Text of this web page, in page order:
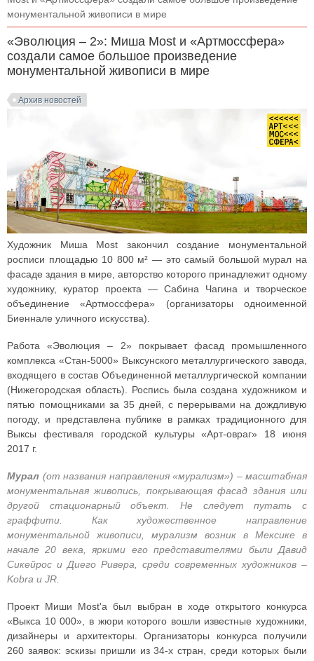
монументальной живописи в мире
«Эволюция – 2»: Миша Most и «Артмоссфера»
создали самое большое произведение
монументальной живописи в мире
Архив новостей
Художник Миша Most закончил создание монументальной
росписи площадью 10 800 м² — это самый большой мурал на
фасаде здания в мире, авторство которого принадлежит одному
художнику, куратор проекта — Сабина Чагина и творческое
объединение «Артмоссфера» (организаторы одноименной
Биеннале уличного искусства).
Работа «Эволюция – 2» покрывает фасад промышленного
комплекса «Стан-5000» Выксунского металлургического завода,
входящего в состав Объединенной металлургической компании
(Нижегородская область). Роспись была создана художником и
пятью помощниками за 35 дней, с перерывами на дождливую
погоду, и представлена публике в рамках традиционного для
Выксы фестиваля городской культуры «Арт-овраг» 18 июня
2017 г.
Мурал (от названия направления «мурализм») – масштабная
монументальная живопись, покрывающая фасад здания или
другой стационарный объект. Не следует путать с
граффити. Как художественное направление
монументальной живописи, мурализм возник в Мексике в
начале 20 века, яркими его представителями были Давид
Сикейрос и Диего Ривера, среди современных художников –
Kobra и JR.
Проект Миши Most'а был выбран в ходе открытого конкурса
«Выкса 10 000», в жюри которого вошли известные художники,
дизайнеры и архитекторы. Организаторы конкурса получили
260 заявок: эскизы пришли из 34-х стран, среди которых были